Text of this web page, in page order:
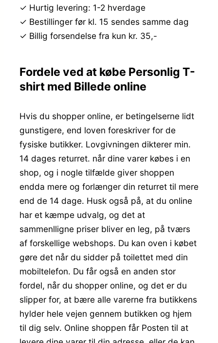
✓ Hurtig levering: 1-2 hverdage
✓ Bestillinger før kl. 15 sendes samme dag
✓ Billig forsendelse fra kun kr. 35,-
Fordele ved at købe Personlig T-
shirt med Billede online
Hvis du shopper online, er betingelserne lidt
gunstigere, end loven foreskriver for de
fysiske butikker. Lovgivningen dikterer min.
14 dages returret. når dine varer købes i en
shop, og i nogle tilfælde giver shoppen
endda mere og forlænger din returret til mere
end de 14 dage. Husk også på, at du online
har et kæmpe udvalg, og det at
sammenlligne priser bliver en leg, på tværs
af forskellige webshops. Du kan oven i købet
gøre det når du sidder på toilettet med din
mobiltelefon. Du får også en anden stor
fordel, når du shopper online, og det er du
slipper for, at bære alle varerne fra butikkens
hylder hele vejen gennem butikken og hjem
til dig selv. Online shoppen får Posten til at